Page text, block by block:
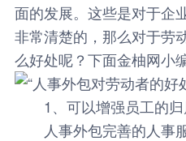
面的发展。这些是对于企
非常清楚的，那么对于劳
么好处呢？下面金柚网小
1、可以增强员工的归
人事外包完善的人事